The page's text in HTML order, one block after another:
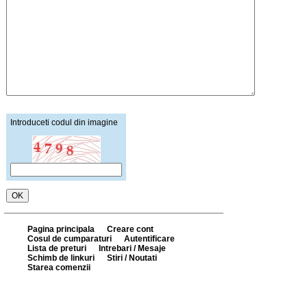
Introduceti codul din imagine
Pagina principala
Creare cont
Cosul de cumparaturi
Autentificare
Lista de preturi
Intrebari / Mesaje
Schimb de linkuri
Stiri / Noutati
Starea comenzii